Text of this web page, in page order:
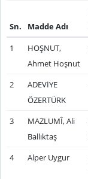
Sn. Madde Adı
1
HOŞNUT,
Ahmet Hoşnut
2
ADEVİYE
ÖZERTÜRK
3
MAZLUMÎ, Ali
Ballıktaş
4 Alper Uygur